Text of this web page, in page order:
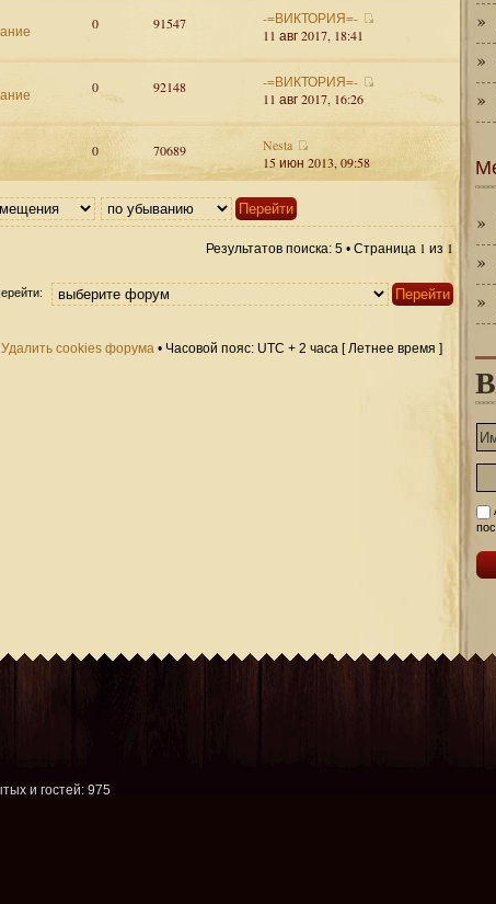
0 91547
-=ВИКТОРИЯ=-
11 авг 2017, 18:41
0 92148
-=ВИКТОРИЯ=-
11 авг 2017, 16:26
0 70689
Nesta
15 июн 2013, 09:58
Результатов поиска: 5 • Страница 1 из 1
Удалить cookies форума • Часовой пояс: UTC + 2 часа [ Летнее время ]
и гостей: 975